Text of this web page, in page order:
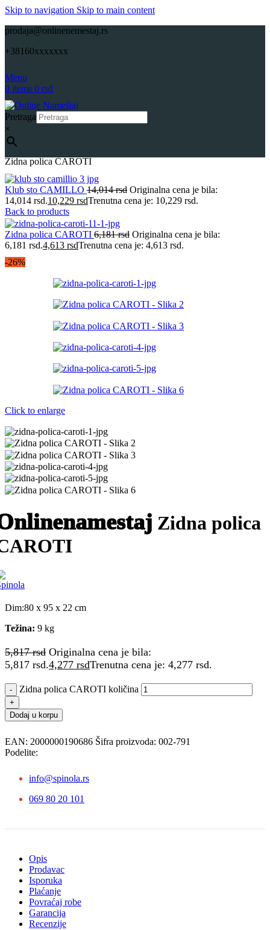
Skip to navigation Skip to main content
prodaja@onlinenemestaj.rs
+38160xxxxxxx
Menu
0 items 0 rsd
Pretraga
×
Zidna polica CAROTI
Klub sto CAMILLO 14,014rsd Originalna cena je bila:
14,014 rsd.10,229 rsdTrenutna cena je: 10,229 rsd.
Back to products
Zidna polica CAROTI 6,181rsd Originalna cena je bila:
6,181 rsd.4,613 rsdTrenutna cena je: 4,613 rsd.
-26%
Click to enlarge
Zidna polica
Dim:80 x 95 x 22 cm
Težina: 9 kg
5,817rsd Originalna cena je bila:
5,817 rsd.4,277 rsdTrenutna cena je: 4,277 rsd.
Zidna polica CAROTI količina
Dodaj u korpu
EAN: 2000000190686 Šifra proizvoda: 002-791
Podelite:
info@spinola.rs
069 80 20 101
Opis
Prodavac
Isporuka
Plaćanje
Povraćaj robe
Garancija
Recenzije